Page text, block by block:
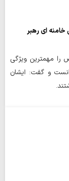
ای رهبر
را مهمترین ویژگی
و گفت: ایشان